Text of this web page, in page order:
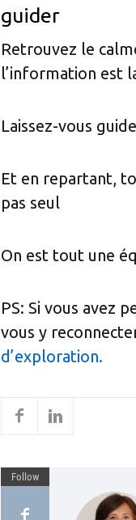
guider
Retrouvez le
l’information est
Laissez-vous
Et en repartant,
pas seul
On est tout une
PS: Si vous avez
vous y
d’exploration.
Follow